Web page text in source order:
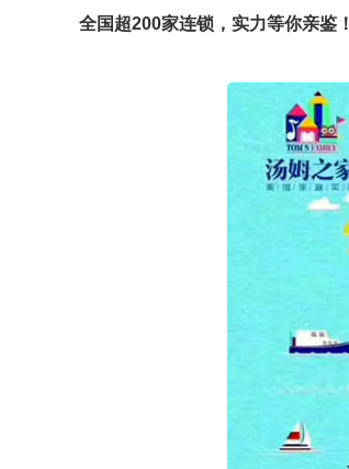
全国超200家连锁，实力等你亲鉴！